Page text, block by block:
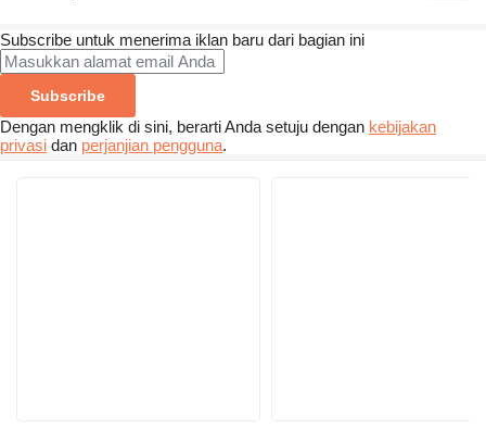
Subscribe untuk menerima iklan baru dari bagian ini
Subscribe
Dengan mengklik di sini, berarti Anda setuju dengan kebijakan
privasi dan perjanjian pengguna.